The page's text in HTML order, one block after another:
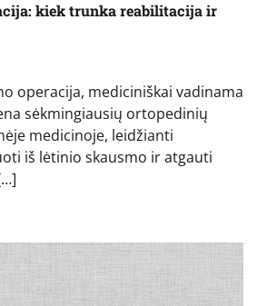
kiek trunka reabilitacija ir
operacija, mediciniškai vadinama
sėkmingiausių ortopedinių
medicinoje, leidžianti
iš lėtinio skausmo ir atgauti